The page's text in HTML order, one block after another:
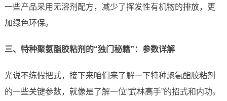
一些产品采用无溶剂配方，减少了挥发性有机物的排放，更
加绿色环保。
三、特种聚氨酯胶粘剂的“独门秘籍”：参数详解
光说不练假把式，接下来咱们来了解一下特种聚氨酯胶粘剂
的一些关键参数，就像是了解一位“武林高手”的招式和内功。